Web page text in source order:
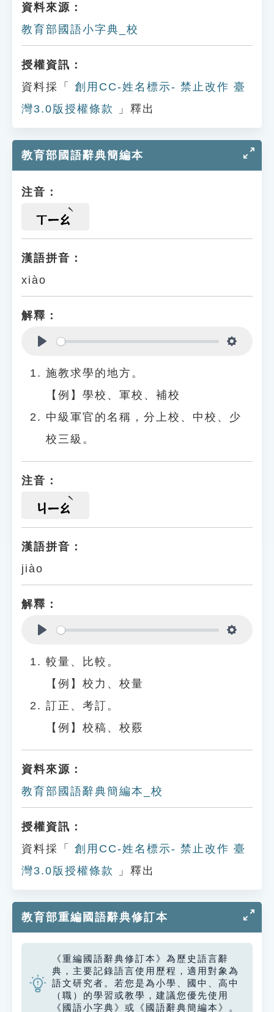
資料來源：
教育部國語小字典_校
授權資訊：
資料採「
創用CC-姓名標示- 禁止改作 臺
灣3.0版授權條款
」釋出
教育部國語辭典簡編本
注音：
ㄒㄧㄠ
漢語拼音：
xiào
解釋：
施教求學的地方。
【例】學校、軍校、補校
中級軍官的名稱，分上校、中校、少
校三級。
注音：
ㄐㄧㄠ
漢語拼音：
jiào
解釋：
較量、比較。
【例】校力、校量
訂正、考訂。
【例】校稿、校覈
資料來源：
教育部國語辭典簡編本_校
授權資訊：
資料採「
創用CC-姓名標示- 禁止改作 臺
灣3.0版授權條款
」釋出
教育部重編國語辭典修訂本
《重編國語辭典修訂本》為歷史語言辭
典，主要記錄語言使用歷程，適用對象為
語文研究者。若您是為小學、國中、高中
（職）的學習或教學，建議您優先使用
《國語小字典》或《國語辭典簡編本》。